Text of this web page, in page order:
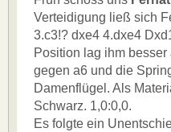
Verteidigung ließ sich
3.c3!? dxe4 4.dxe4
Position lag ihm
gegen a6 und die
Damenflügel. Als
Schwarz. 1,0:0,0.
Es folgte ein